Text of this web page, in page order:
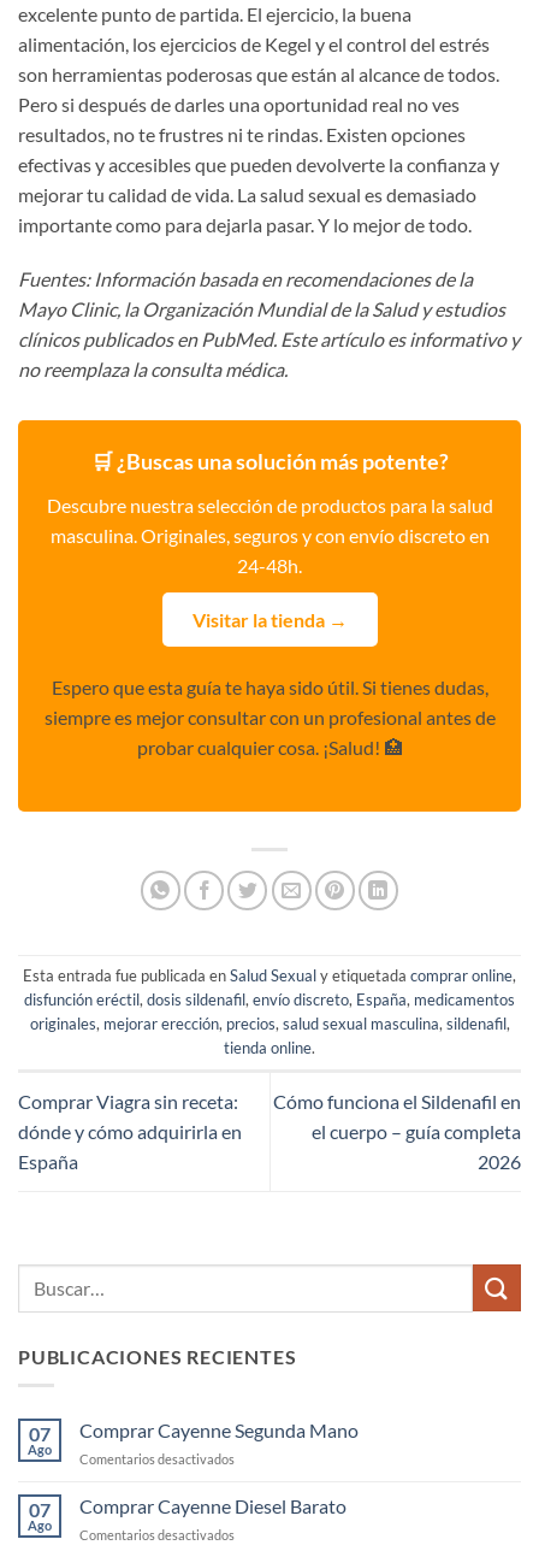
excelente punto de partida. El ejercicio, la buena
alimentación, los ejercicios de Kegel y el control del estrés
son herramientas poderosas que están al alcance de todos.
Pero si después de darles una oportunidad real no ves
resultados, no te frustres ni te rindas. Existen opciones
efectivas y accesibles que pueden devolverte la confianza y
mejorar tu calidad de vida. La salud sexual es demasiado
importante como para dejarla pasar. Y lo mejor de todo.
Fuentes: Información basada en recomendaciones de la
Mayo Clinic, la Organización Mundial de la Salud y estudios
clínicos publicados en PubMed. Este artículo es informativo y
no reemplaza la consulta médica.
🛒 ¿Buscas una solución más potente?
Descubre nuestra selección de productos para la salud
masculina. Originales, seguros y con envío discreto en
24-48h.
Visitar la tienda →
Espero que esta guía te haya sido útil. Si tienes dudas,
siempre es mejor consultar con un profesional antes de
probar cualquier cosa. ¡Salud! 🏥
Esta entrada fue publicada enSalud Sexualy etiquetada comprar online,
disfunción eréctil,dosis sildenafil,envío discreto, España, medicamentos
originales, mejorar erección, precios,salud sexual masculina,sildenafil,
tienda online.
Comprar Viagra sin receta:
dónde y cómo adquirirla en
España
Cómo funciona el Sildenafil en
el cuerpo – guía completa
2026
PUBLICACIONES RECIENTES
07
Ago
Comprar Cayenne Segunda Mano
Comentarios desactivados
Cayenne
Mano
07
Ago
Comprar Cayenne Diesel Barato
Comentarios desactivados